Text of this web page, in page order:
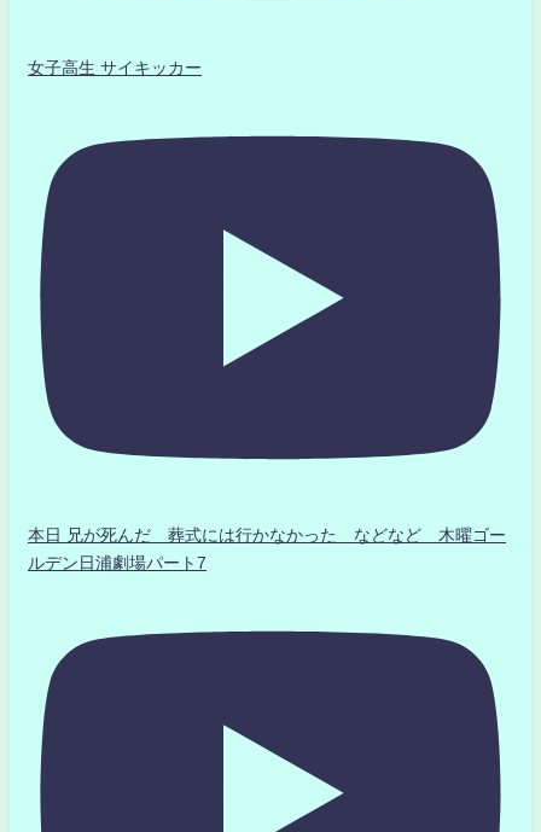
女子高生 サイキッカー
本日 兄が死んだ 葬式には行かなかった などなど 木曜ゴー
ルデン日浦劇場パート7